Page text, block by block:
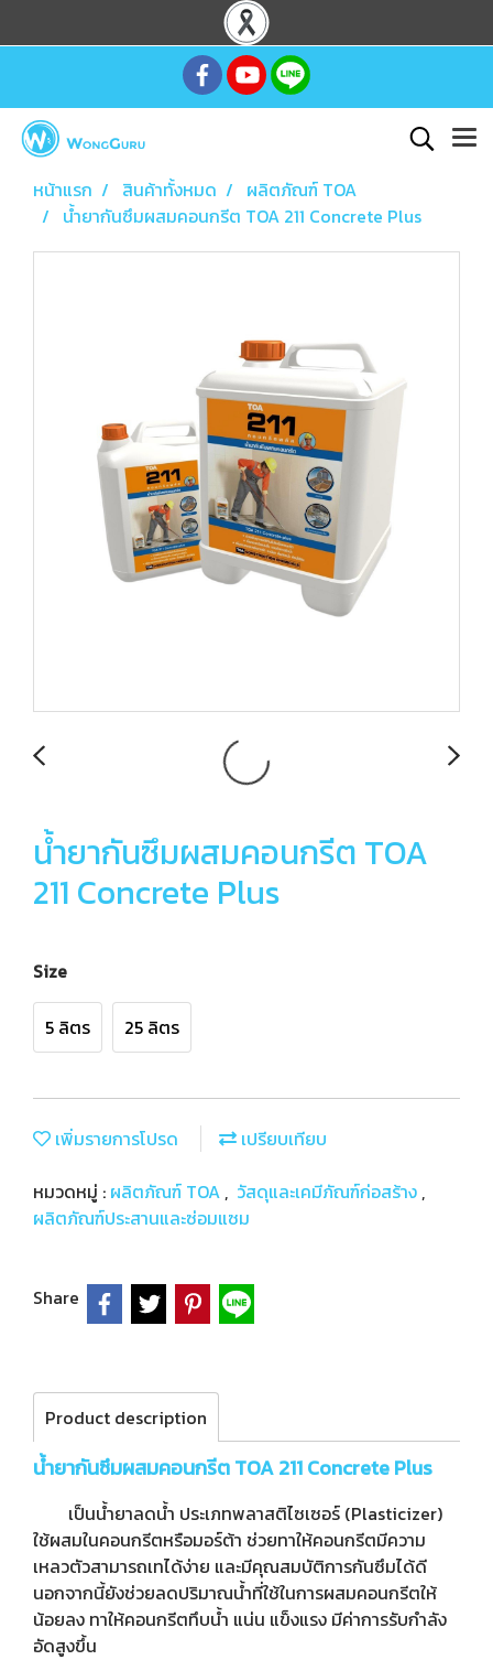
หน้าแรก สินค้าทั้งหมด
ผลิตภัณฑ์ TOA
น้ำยากันซึมผสมคอนกรีต TOA 211 Concrete Plus
น้ำยากันซึมผสมคอนกรีต TOA
211 Concrete Plus
Size
5 ลิตร 25 ลิตร
เพิ่มรายการโปรด
เปรียบเทียบ
หมวดหมู่ : ผลิตภัณฑ์ TOA , วัสดุและเคมีภัณฑ์ก่อสร้าง ,
ผลิตภัณฑ์ประสานและซ่อมแซม
Share
Product description
น้ำยากันซึมผสมคอนกรีต TOA 211 Concrete Plus
เป็นน้ำยาลดน้ำ ประเภทพลาสติไซเซอร์ (Plasticizer)
ใช้ผสมในคอนกรีตหรือมอร์ต้า ช่วยทาให้คอนกรีตมีความ
เหลวตัวสามารถเทได้ง่าย และมีคุณสมบัติการกันซึมได้ดี
นอกจากนี้ยังช่วยลดปริมาณน้ำที่ใช้ในการผสมคอนกรีตให้
น้อยลง ทาให้คอนกรีตทึบน้ำ แน่น แข็งแรง มีค่าการรับกำลัง
อัดสูงขึ้น